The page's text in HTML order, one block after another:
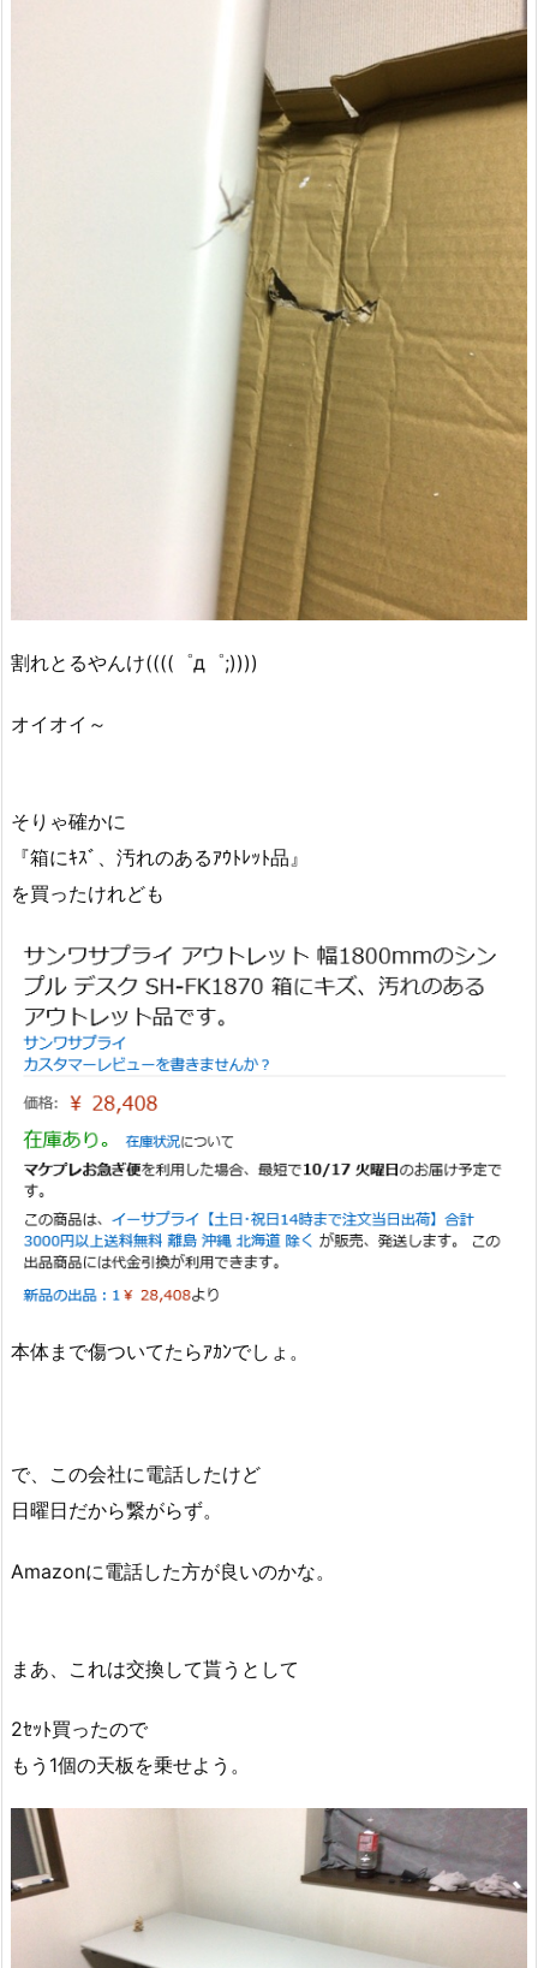
割れとるやんけ((((゜д゜;))))
オイオイ～
そりゃ確かに
『箱にｷｽﾞ、汚れのあるｱｳﾄﾚｯﾄ品』
を買ったけれども
本体まで傷ついてたらｱｶﾝでしょ。
で、この会社に電話したけど
日曜日だから繋がらず。
Amazonに電話した方が良いのかな。
まあ、これは交換して貰うとして
2ｾｯﾄ買ったので
もう1個の天板を乗せよう。